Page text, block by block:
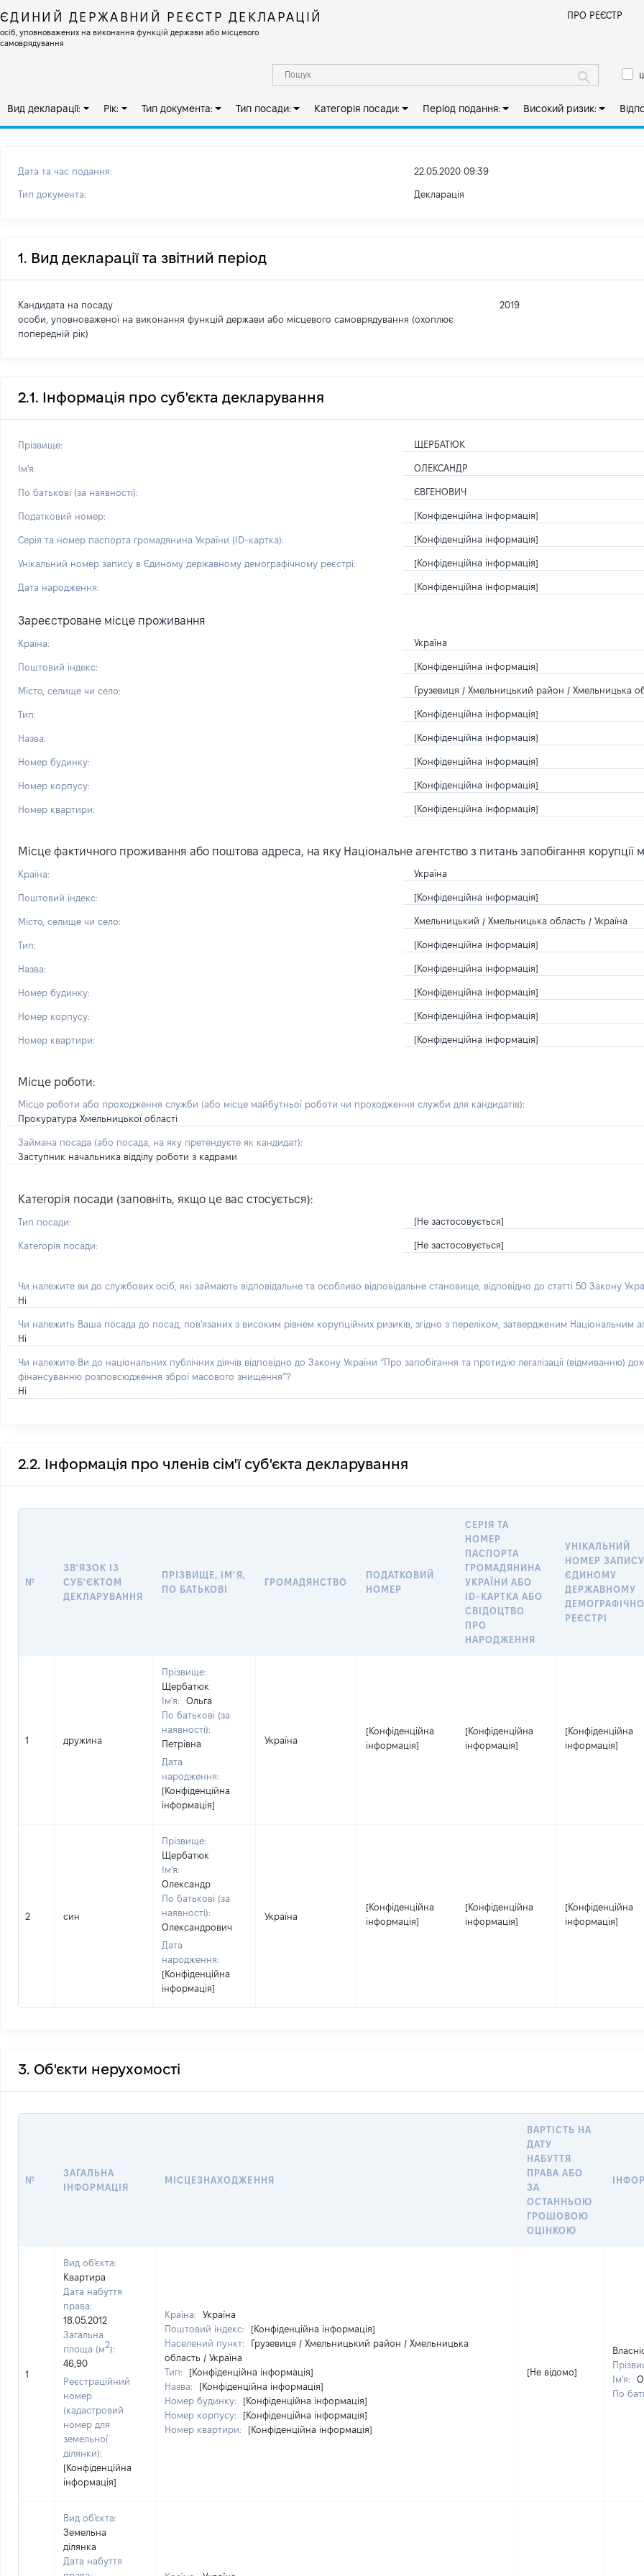
ЄДИНИЙ ДЕРЖАВНИЙ РЕЄСТР ДЕКЛАРАЦІЙ
осіб, уповноважених на виконання функцій держави або місцевого
самоврядування
ПРО РЕЄСТР
Вид декларації: Рік: Тип документа: Тип посади: Категорія посади: Період подання: Високий ризик:
Дата та час подання: 22.05.2020 09:39
Тип документа: Декларація
1. Вид декларації та звітний період
Кандидата на посаду
особи, уповноваженої на виконання функцій держави або місцевого самоврядування (охоплює
попередній рік)
2019
2.1. Інформація про суб'єкта декларування
Прізвище: ЩЕРБАТЮК
Ім'я: ОЛЕКСАНДР
По батькові (за наявності): ЄВГЕНОВИЧ
Податковий номер: [Конфіденційна інформація]
Серія та номер паспорта громадянина України (ID-картка): [Конфіденційна інформація]
Унікальний номер запису в Єдиному державному демографічному реєстрі: [Конфіденційна інформація]
Дата народження: [Конфіденційна інформація]
Зареєстроване місце проживання
Країна: Україна
Поштовий індекс: [Конфіденційна інформація]
Місто, селище чи село: Грузевиця / Хмельницький район / Хмельницька
Тип: [Конфіденційна інформація]
Назва: [Конфіденційна інформація]
Номер будинку: [Конфіденційна інформація]
Номер корпусу: [Конфіденційна інформація]
Номер квартири: [Конфіденційна інформація]
Місце фактичного проживання або поштова адреса, на яку Національне агентство з питань запобігання
Країна: Україна
Поштовий індекс: [Конфіденційна інформація]
Місто, селище чи село: Хмельницький / Хмельницька область / Україна
Тип: [Конфіденційна інформація]
Назва: [Конфіденційна інформація]
Номер будинку: [Конфіденційна інформація]
Номер корпусу: [Конфіденційна інформація]
Номер квартири: [Конфіденційна інформація]
Місце роботи:
Місце роботи або проходження служби (або місце майбутньої роботи чи проходження служби для кандидатів):
Прокуратура Хмельницької області
Займана посада (або посада, на яку претендуєте як кандидат):
Заступник начальника відділу роботи з кадрами
Категорія посади (заповніть, якщо це вас стосується):
Тип посади: [Не застосовується]
Категорія посади: [Не застосовується]
Чи належите ви до службових осіб, які займають відповідальне та особливо відповідальне становище, відповідно до статті 50 Закону
Ні
Чи належить Ваша посада до посад, пов'язаних з високим рівнем корупційних ризиків, згідно з переліком, затвердженим Національним
Ні
Чи належите Ви до національних публічних діячів відповідно до Закону України “Про запобігання та протидію легалізації
фінансуванню розповсюдження зброї масового знищення”?
Ні
2.2. Інформація про членів сім'ї суб'єкта декларування
№
ЗВ'ЯЗОК ІЗ
СУБ'ЄКТОМ
ДЕКЛАРУВАННЯ
ПРІЗВИЩЕ, ІМ'Я,
ПО БАТЬКОВІ
ГРОМАДЯНСТВО
ПОДАТКОВИЙ
НОМЕР
СЕРІЯ ТА
НОМЕР
ПАСПОРТА
ГРОМАДЯНИНА
УКРАЇНИ АБО
ID-КАРТКА АБО
СВІДОЦТВО
ПРО
НАРОДЖЕННЯ
УНІКАЛЬНИЙ
НОМЕР
ЄДИНОМУ
ДЕРЖАВНОМУ
РЕЄСТРІ
1 дружина
Прізвище:
Щербатюк
Ім'я:
Ольга
По батькові (за
наявності):
Петрівна
Дата
народження:
[Конфіденційна
інформація]
Україна
[Конфіденційна
інформація]
[Конфіденційна
інформація]
[Конфіденційна
інформація]
2 син
Прізвище:
Щербатюк
Ім'я:
Олександр
По батькові (за
наявності):
Олександрович
Дата
народження:
[Конфіденційна
інформація]
Україна
[Конфіденційна
інформація]
[Конфіденційна
інформація]
[Конфіденційна
інформація]
3. Об'єкти нерухомості
№
ЗАГАЛЬНА
ІНФОРМАЦІЯ
МІСЦЕЗНАХОДЖЕННЯ
ВАРТІСТЬ НА
ДАТУ
НАБУТТЯ
ПРАВА АБО
ЗА
ОСТАННЬОЮ
ГРОШОВОЮ
ОЦІНКОЮ
1
Вид об'єкта:
Квартира
Дата набуття
права:
18.05.2012
Загальна
площа (м2):
46,90
Реєстраційний
номер
(кадастровий
номер для
земельної
ділянки):
[Конфіденційна
інформація]
Країна:
Україна
Поштовий індекс:
[Конфіденційна інформація]
Населений пункт:
Грузевиця / Хмельницький район / Хмельницька
область / Україна
Тип:
[Конфіденційна інформація]
Назва:
[Конфіденційна інформація]
Номер будинку:
[Конфіденційна інформація]
Номер корпусу:
[Конфіденційна інформація]
Номер квартири:
[Конфіденційна інформація]
[Не відомо]
Ім'я:
По
Вид об'єкта:
Земельна
ділянка
Дата набуття